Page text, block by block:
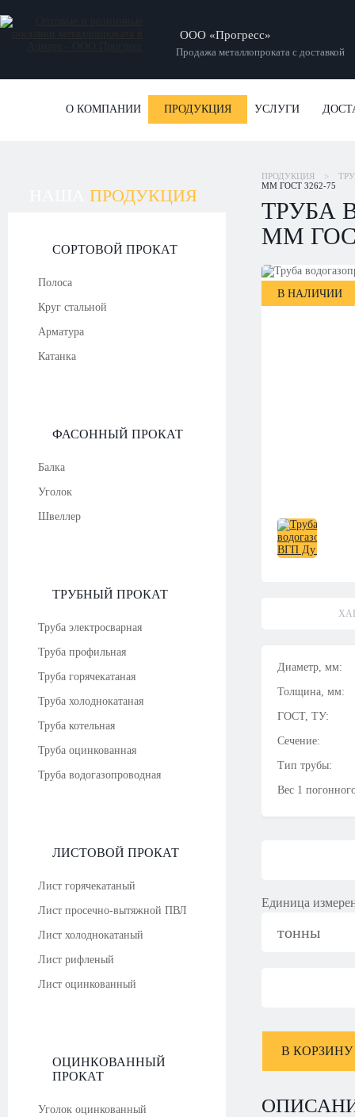
ООО «Прогресс»
Продажа металлопроката с доставкой
О КОМПАНИИ ПРОДУКЦИЯ УСЛУГИ
ПРОДУКЦИЯ
СОРТОВОЙ ПРОКАТ
Полоса
Круг стальной
Арматура
Катанка
ФАСОННЫЙ ПРОКАТ
Балка
Уголок
Швеллер
ТРУБНЫЙ ПРОКАТ
Труба электросварная
Труба профильная
Труба горячекатаная
Труба холоднокатаная
Труба котельная
Труба оцинкованная
Труба водогазопроводная
ЛИСТОВОЙ ПРОКАТ
Лист горячекатаный
Лист просечно-вытяжной ПВЛ
Лист холоднокатаный
Лист рифленый
Лист оцинкованный
ОЦИНКОВАННЫЙ
ПРОКАТ
Уголок оцинкованный
ПРОДУКЦИЯ >
ММ ГОСТ 3262-75
ТРУБА
ММ
В НАЛИЧИИ
Диаметр, мм:
Толщина, мм:
ГОСТ, ТУ:
Сечение:
Тип трубы:
Вес 1
Единица
тонны
В КОРЗИНУ